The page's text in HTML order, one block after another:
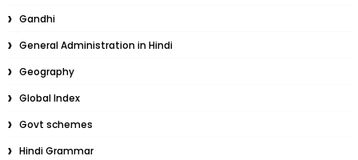
Gandhi
General Administration in Hindi
Geography
Global Index
Govt schemes
Hindi Grammar